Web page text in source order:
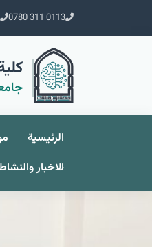
0780 311 0113
الرئيسية
الاخبار